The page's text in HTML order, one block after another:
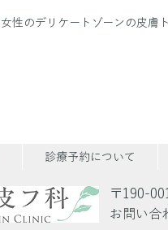
女性のデリケートゾーンの皮膚
診療予約について
〒190-
お問い